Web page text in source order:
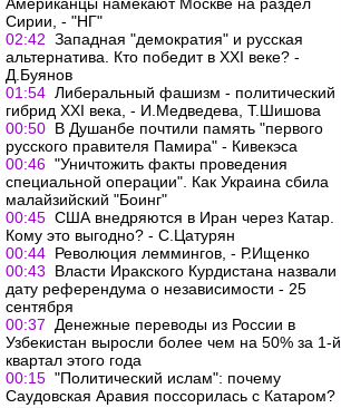
Сирии, - "НГ"
02:42 Западная "демократия" и русская
альтернатива. Кто победит в XXI веке? -
Д.Буянов
01:54 Либеральный фашизм - политический
гибрид XXI века, - И.Медведева, Т.Шишова
00:50 В Душанбе почтили память "первого
русского правителя Памира" - Кивекэса
00:46 "Уничтожить факты проведения
специальной операции". Как Украина сбила
малайзийский "Боинг"
00:45 США внедряются в Иран через Катар.
Кому это выгодно? - С.Цатурян
00:44 Революция леммингов, - Р.Ищенко
00:43
Власти Иракского Курдистана назвали
дату референдума о независимости - 25
сентября
00:37
Денежные переводы из России в
Узбекистан выросли более чем на 50% за 1-й
квартал этого года
00:15 "Политический ислам": почему
Саудовская Аравия поссорилась с Катаром?